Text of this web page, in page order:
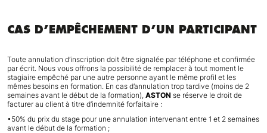
CAS D’EMPÊCHEMENT D’UN PARTICIPANT
Toute annulation d’inscription doit être signalée par téléphone et confirmée
par écrit. Nous vous offrons la possibilité de remplacer à tout moment le
stagiaire empêché par une autre personne ayant le même profil et les
mêmes besoins en formation. En cas d’annulation trop tardive (moins de 2
semaines avant le début de la formation), ASTON se réserve le droit de
facturer au client à titre d’indemnité forfaitaire :
•50% du prix du stage pour une annulation intervenant entre 1 et 2 semaines
avant le début de la formation ;